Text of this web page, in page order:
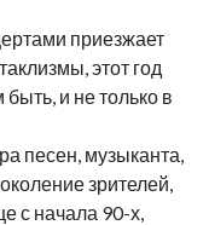
приезжает
этот год
и не только в
песен, музыканта,
зрителей,
с начала 90-х,